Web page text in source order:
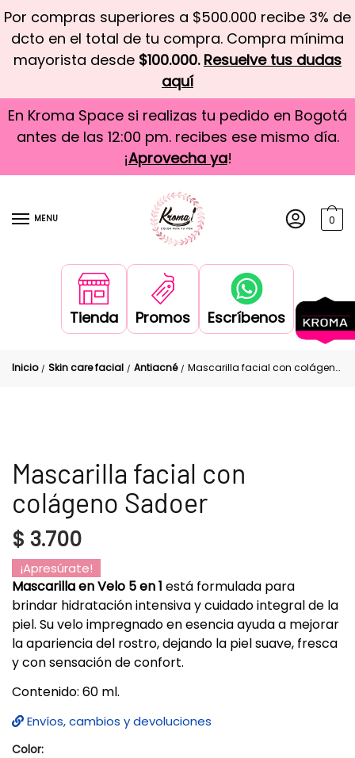
Por compras superiores a $500.000 recibe 3% de
dcto en el total de tu compra. Compra mínima
mayorista desde $100.000. Resuelve tus dudas
aquí
En Kroma Space si realizas tu pedido en Bogotá
antes de las 12:00 pm. recibes ese mismo día.
¡Aprovecha ya!
MENU 0
Tienda Promos Escríbenos
Inicio / Skin care facial / Antiacné / Mascarilla facial con colágeno Sadoer
Mascarilla facial con
colágeno Sadoer
$ 3.700
¡Apresúrate!
Mascarilla en Velo 5 en 1 está formulada para
brindar hidratación intensiva y cuidado integral de la
piel. Su velo impregnado en esencia ayuda a mejorar
la apariencia del rostro, dejando la piel suave, fresca
y con sensación de confort.
Contenido: 60 ml.
Envíos, cambios y devoluciones
Color: